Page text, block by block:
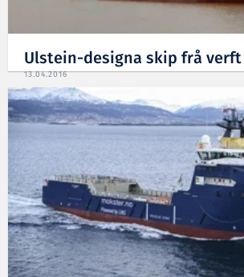
Ulstein-designa skip frå
13.04.2016